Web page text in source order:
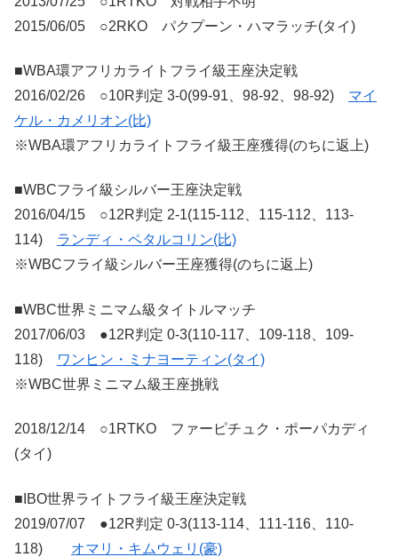
2015/06/05 ○2RKO パクプーン・ハマラッチ(タイ)
■WBA環アフリカライトフライ級王座決定戦
2016/02/26 ○10R判定 3-0(99-91、98-92、98-92) マイ
ケル・カメリオン(比)
※WBA環アフリカライトフライ級王座獲得(のちに返上)
■WBCフライ級シルバー王座決定戦
2016/04/15 ○12R判定 2-1(115-112、115-112、113-
114) ランディ・ペタルコリン(比)
※WBCフライ級シルバー王座獲得(のちに返上)
■WBC世界ミニマム級タイトルマッチ
2017/06/03 ●12R判定 0-3(110-117、109-118、109-
118)
ワンヒン・ミナヨーティン(タイ)
※WBC世界ミニマム級王座挑戦
2018/12/14 ○1RTKO ファーピチュク・ポーパカディ
(タイ)
■IBO世界ライトフライ級王座決定戦
2019/07/07 ●12R判定 0-3(113-114、111-116、110-
118) オマリ・キムウェリ(豪)